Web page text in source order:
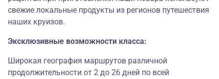
свежие локальные продукты из регионов путешествия
наших круизов.
Эксклюзивные возможности класса:
Широкая география маршрутов различной
продолжительности от 2 до 26 дней по всей